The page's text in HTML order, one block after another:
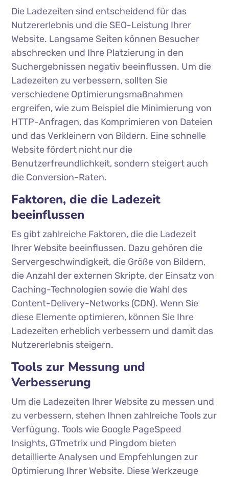
Die Ladezeiten sind entscheidend für das
Nutzererlebnis und die SEO-Leistung Ihrer
Website. Langsame Seiten können Besucher
abschrecken und Ihre Platzierung in den
Suchergebnissen negativ beeinflussen. Um die
Ladezeiten zu verbessern, sollten Sie
verschiedene Optimierungsmaßnahmen
ergreifen, wie zum Beispiel die Minimierung von
HTTP-Anfragen, das Komprimieren von Dateien
und das Verkleinern von Bildern. Eine schnelle
Website fördert nicht nur die
Benutzerfreundlichkeit, sondern steigert auch
die Conversion-Raten.
Faktoren, die die Ladezeit
beeinflussen
Es gibt zahlreiche Faktoren, die die Ladezeit
Ihrer Website beeinflussen. Dazu gehören die
Servergeschwindigkeit, die Größe von Bildern,
die Anzahl der externen Skripte, der Einsatz von
Caching-Technologien sowie die Wahl des
Content-Delivery-Networks (CDN). Wenn Sie
diese Elemente optimieren, können Sie Ihre
Ladezeiten erheblich verbessern und damit das
Nutzererlebnis steigern.
Tools zur Messung und
Verbesserung
Um die Ladezeiten Ihrer Website zu messen und
zu verbessern, stehen Ihnen zahlreiche Tools zur
Verfügung. Tools wie Google PageSpeed
Insights, GTmetrix und Pingdom bieten
detaillierte Analysen und Empfehlungen zur
Optimierung Ihrer Website. Diese Werkzeuge